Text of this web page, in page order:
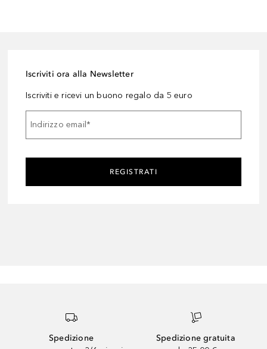
Iscriviti ora alla Newsletter
Iscriviti e ricevi un buono regalo da 5 euro
Indirizzo email*
REGISTRATI
Spedizione
Spedizione gratuita